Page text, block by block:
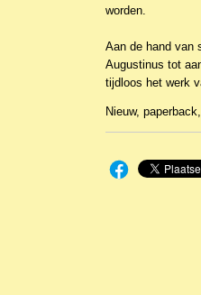
worden.
Aan de hand van
Augustinus tot
tijdloos het werk
Nieuw,